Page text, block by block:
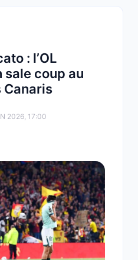
: l’OL
sale coup au
Canaris
2026, 17:00